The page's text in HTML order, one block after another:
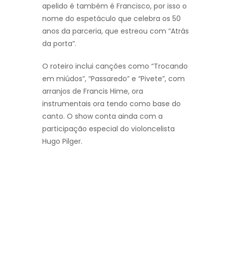
apelido é também é Francisco, por isso o
nome do espetáculo que celebra os 50
anos da parceria, que estreou com “Atrás
da porta”.
O roteiro inclui canções como “Trocando
em miúdos”, “Passaredo” e “Pivete”, com
arranjos de Francis Hime, ora
instrumentais ora tendo como base do
canto. O show conta ainda com a
participação especial do violoncelista
Hugo Pilger.